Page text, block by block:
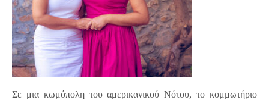
Σε μια κωμόπολη του αμερικανικού Νότου, το κομμωτήριο